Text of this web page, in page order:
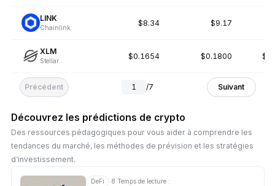
LINK
Chainlink
$8.34 $9.17
XLM
Stellar
$0.1654 $0.1800
Précédent 1 /7 Suivant
Découvrez les prédictions de crypto
Des ressources pédagogiques pour vous aider à comprendre les
tendances du marché, les méthodes de prévision et les stratégies
d’investissement.
DeFi ·8 Temps de lecture :